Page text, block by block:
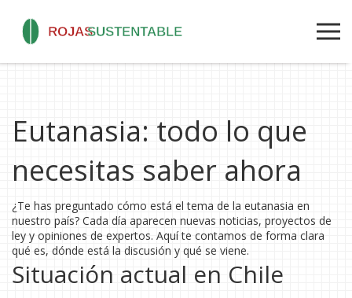
Eutanasia: todo lo que
necesitas saber ahora
¿Te has preguntado cómo está el tema de la eutanasia en
nuestro país? Cada día aparecen nuevas noticias, proyectos de
ley y opiniones de expertos. Aquí te contamos de forma clara
qué es, dónde está la discusión y qué se viene.
Situación actual en Chile